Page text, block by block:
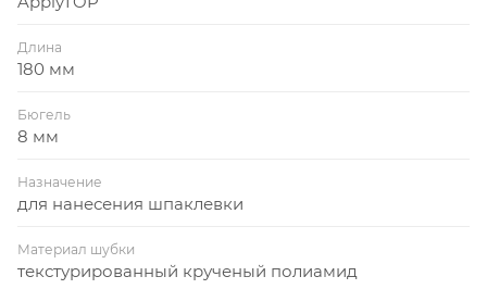
Длина
180 мм
Бюгель
8 мм
Назначение
для нанесения шпаклевки
Материал шубки
текстурированный крученый полиамид